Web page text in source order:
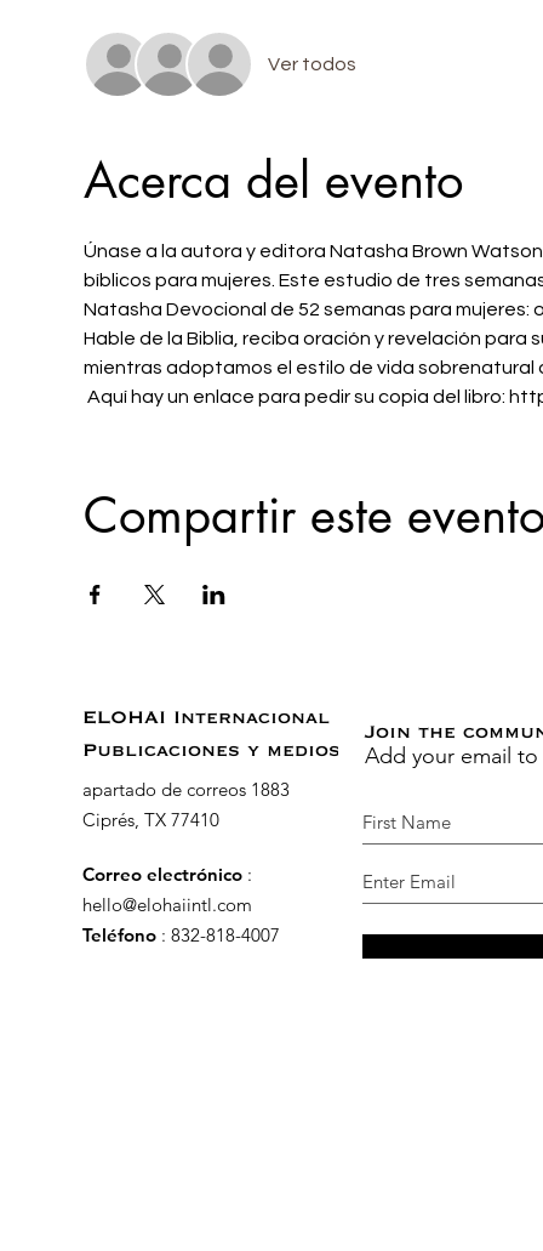
Ver todos
Acerca del evento
Únase a la autora y editora Natasha Brown
bíblicos para mujeres. Este estudio de tres
Natasha Devocional de 52 semanas para
Hable de la Biblia, reciba oración y revelación para
mientras adoptamos el estilo de vida sobrenatural
Aquí hay un enlace para pedir su copia del libro:
Compartir este
ELOHAI Internacional
Publicaciones y medios
apartado de correos 1883
Ciprés, TX 77410
Correo electrónico :
hello@elohaiintl.com
Teléfono : 832-818-4007
Join the
Add your email